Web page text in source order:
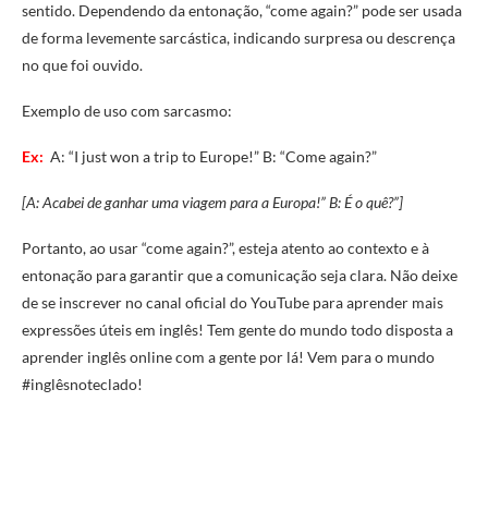
sentido. Dependendo da entonação, “come again?” pode ser usada
de forma levemente sarcástica, indicando surpresa ou descrença
no que foi ouvido.
Exemplo de uso com sarcasmo:
Ex: A: “I just won a trip to Europe!” B: “Come again?”
[A: Acabei de ganhar uma viagem para a Europa!” B: É o quê?”]
Portanto, ao usar “come again?”, esteja atento ao contexto e à
entonação para garantir que a comunicação seja clara. Não deixe
de se inscrever no canal oficial do YouTube para aprender mais
expressões úteis em inglês! Tem gente do mundo todo disposta a
aprender inglês online com a gente por lá! Vem para o mundo
#inglêsnoteclado!